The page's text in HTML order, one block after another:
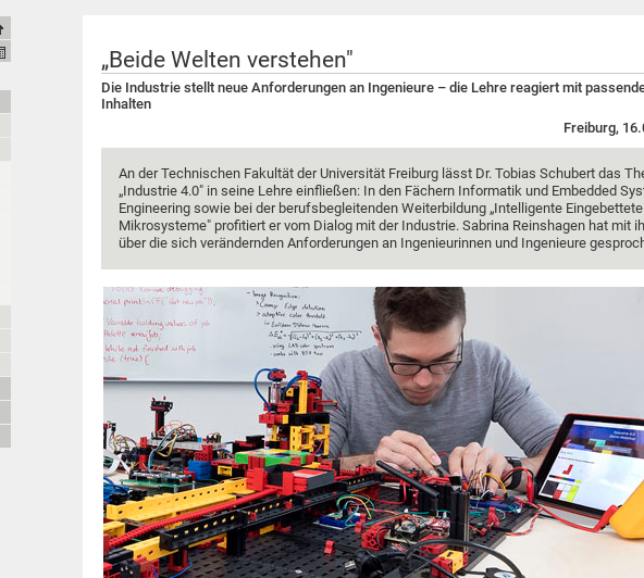
„Beide Welten verstehen"
Die Industrie stellt neue Anforderungen an Ingenieure – die Lehre reagiert mit
Inhalten
Freiburg,
An der Technischen Fakultät der Universität Freiburg lässt Dr. Tobias Schubert das
„Industrie 4.0" in seine Lehre einfließen: In den Fächern Informatik und Embedded
Engineering sowie bei der berufsbegleitenden Weiterbildung „Intelligente Eingebettete
Mikrosysteme" profitiert er vom Dialog mit der Industrie. Sabrina Reinshagen hat mit
über die sich verändernden Anforderungen an Ingenieurinnen und Ingenieure